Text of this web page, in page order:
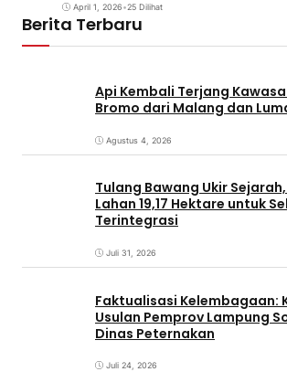
April 1, 2026•25 Dilihat
Berita Terbaru
Api Kembali Terjang
Bromo dari Malang dan
Agustus 4, 2026
Tulang Bawang Ukir
Lahan 19,17 Hektare untuk
Terintegrasi
Juli 31, 2026
Faktualisasi Kelembagaan:
Usulan Pemprov Lampung
Dinas Peternakan
Juli 24, 2026